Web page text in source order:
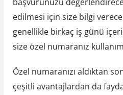
edilmesi için size bilgi
genellikle birkaç iş günü
size özel numaranız
Özel numaranızı aldıktan
çeşitli avantajlardan da